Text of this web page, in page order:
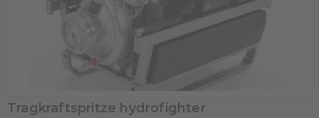
Tragkraftspritze hydrofighter